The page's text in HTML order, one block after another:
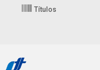
Títulos